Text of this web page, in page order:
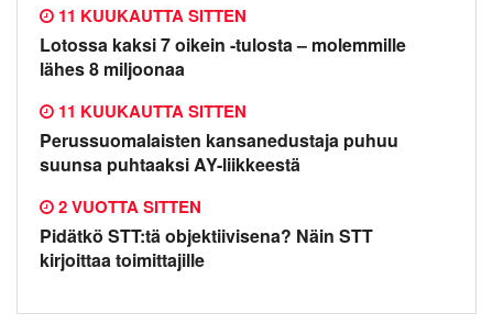
Lotossa kaksi 7 oikein -tulosta – molemmille
lähes 8 miljoonaa
11 KUUKAUTTA SITTEN
Perussuomalaisten kansanedustaja puhuu
suunsa puhtaaksi AY-liikkeestä
11 KUUKAUTTA SITTEN
Pidätkö STT:tä objektiivisena? Näin STT
kirjoittaa toimittajille
2 VUOTTA SITTEN